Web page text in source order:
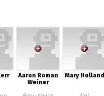
Aaron Roman
Weiner
Mary Holland